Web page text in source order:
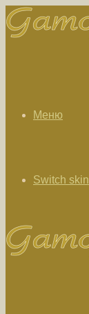
Меню
Switch skin